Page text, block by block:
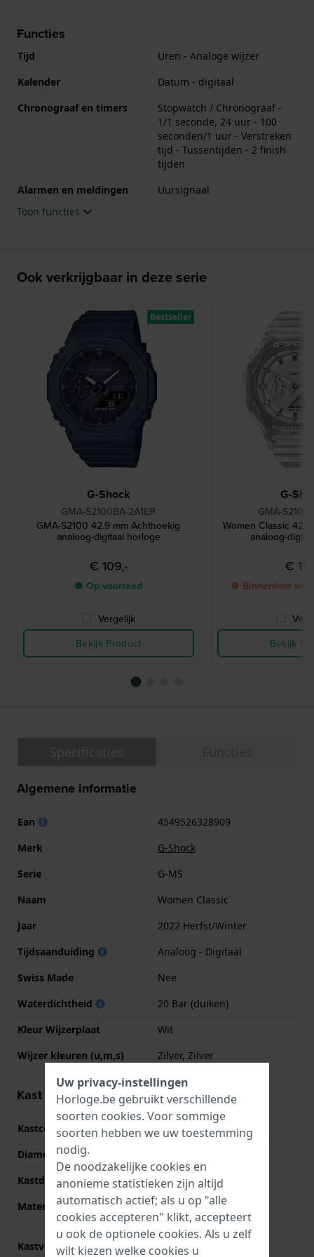
Functies
Tijd
Uren - Analoge wijzer
Kalender
Datum - digitaal
Chronograaf en timers
Stopwatch / Chronograaf -
1/1 seconde, 24 uur - 100
seconden/1 uur - Verstreken
tijd - Tussentijden - 2 finish
tijden
Alarmen en meldingen
Uursignaal
Toon functies
Ook verkrijgbaar in deze serie
G-Shock
GMA-S2100BA-2A1ER
GMA-S2100 42.9 mm Achthoekig
analoog-digitaal horloge
€ 109,-
● Op voorraad
Vergelijk
Bekijk Product
Bestseller
G-
GMA-
Women Classic
analoog-
€
● Binnenkort
Bekijk
Algemene informatie
Ean
4549526328909
Merk
G-Shock
Serie
G-MS
Naam
Women Classic
Jaar
2022 Herfst/Winter
Tijdsaanduiding
Analoog - Digitaal
Swiss Made
Nee
Waterdichtheid
20 Bar (duiken)
Kleur Wijzerplaat
Wit
Wijzer kleuren (u,m,s)
Zilver, Zilver
Kast informatie
Kastcode
GMA-S2100SK
Diameter
Kastdikte
11.2 mm
Materiaal
Met carbon versterkt
kunststof
Kastvorm
Achthoekig
Uw privacy-instellingen
Horloge.be gebruikt verschillende
soorten cookies. Voor sommige
soorten hebben we uw toestemming
nodig.
De noodzakelijke cookies en
anonieme statistieken zijn altijd
automatisch actief; als u op "alle
cookies accepteren" klikt, accepteert
u ook de optionele cookies. Als u zelf
wilt kiezen welke cookies u